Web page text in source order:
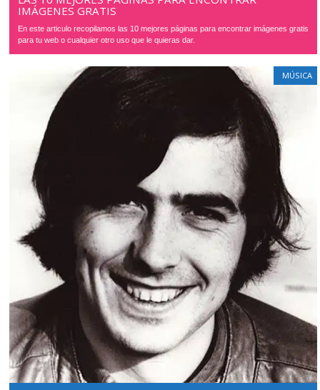
IMÁGENES GRATIS
En este articulo recopilamos las 10 mejores páginas para encontrar imágenes gratis
para tu web o cualquier otro uso que le quieras dar.
MÚSICA